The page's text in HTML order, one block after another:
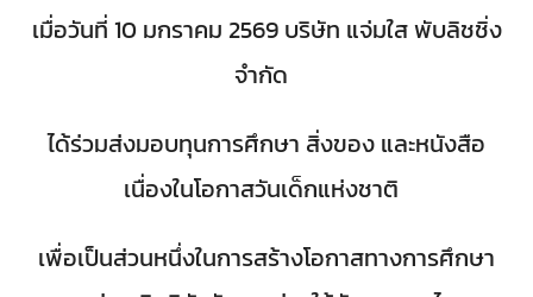
เมื่อวันที่ 10 มกราคม 2569 บริษัท แจ่มใส พับลิชชิ่ง
จำกัด
ได้ร่วมส่งมอบทุนการศึกษา สิ่งของ และหนังสือ
เนื่องในโอกาสวันเด็กแห่งชาติ
เพื่อเป็นส่วนหนึ่งในการสร้างโอกาสทางการศึกษา